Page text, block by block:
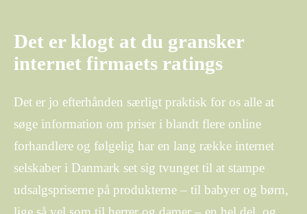
Det er klogt at du gransker
internet firmaets ratings
Det er jo efterhånden særligt praktisk for os alle at
søge information om priser i blandt flere online
forhandlere og følgelig har en lang række internet
selskaber i Danmark set sig tvunget til at stampe
udsalgspriserne på produkterne – til babyer og børn,